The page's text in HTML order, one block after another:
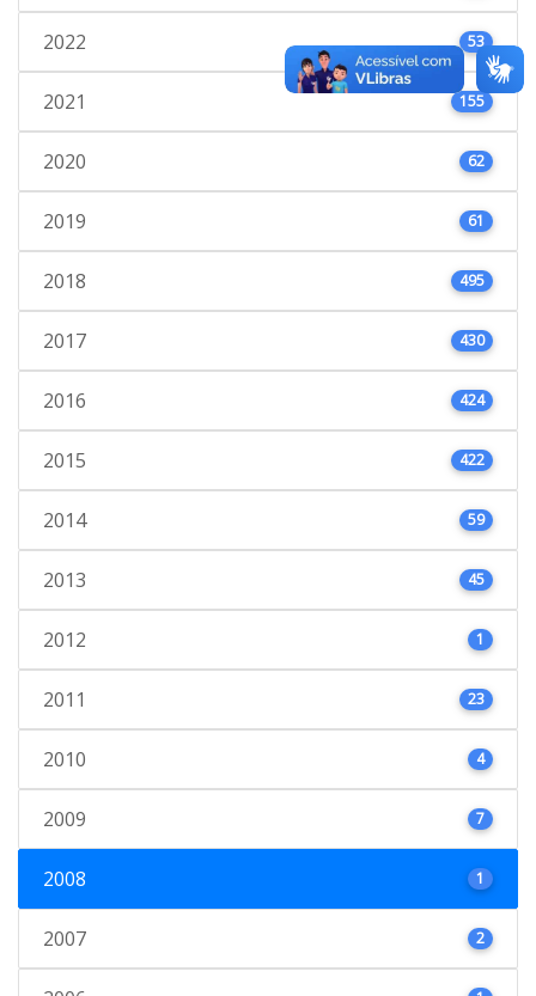
2022 53
2021 155
2020 62
2019 61
2018 495
2017 430
2016 424
2015 422
2014 59
2013 45
2012 1
2011 23
2010 4
2009 7
2008 1
2007 2